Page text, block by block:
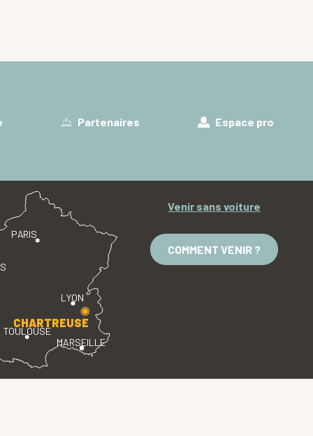
Partenaires Espace pro
PARIS
LYON
TOULOUSE
MARSEILLE
CHARTREUSE
Venir sans voiture
COMMENT VENIR ?